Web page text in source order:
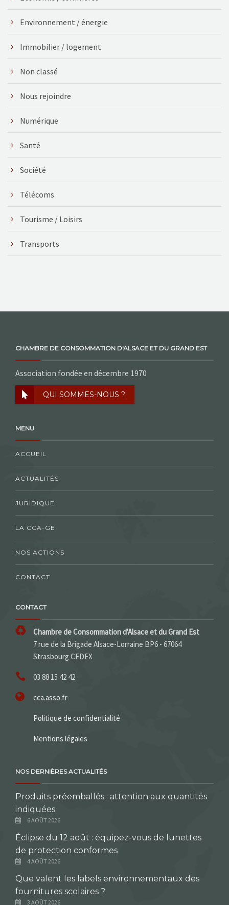
Environnement / énergie
Immobilier / logement
Non classé
Nous rejoindre
Numérique
Santé
Société
Télécoms
Tourisme / Loisirs
Transports
CHAMBRE DE CONSOMMATION D'ALSACE ET DU GRAND EST
Association fondée en décembre 1970
QUI SOMMES-NOUS ?
MENU
ACCUEIL
ACTUALITÉS
JURIDIQUE
LA CCA-GE
NOS ACTIONS
CONTACT
CONTACT
Chambre de Consommation d'Alsace et du Grand Est
7 rue de la Brigade Alsace-Lorraine BP6 - 67064
Strasbourg CEDEX
03 88 15 42 42
cca.asso.fr
Politique de confidentialité
Mentions légales
NOS DERNIÈRES ACTUALITÉS
Produits préemballés : attention aux quantités
indiquées
6 AOÛT 2026
Éclipse du 12 août : équipez-vous de lunettes
de protection conformes
4 AOÛT 2026
Que valent les labels environnementaux des
fournitures scolaires ?
3 AOÛT 2026